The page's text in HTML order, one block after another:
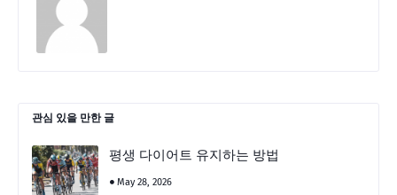
관심 있을 만한 글
평생 다이어트 유지하는 방법
May 28, 2026